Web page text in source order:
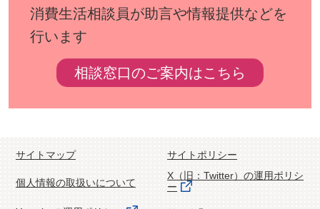
消費生活相談員が助言や情報提供などを
行います
相談窓口のご案内はこちら
サイトマップ サイトポリシー
個人情報の取扱いについて
X（旧：Twitter）の運用ポリシ
ー